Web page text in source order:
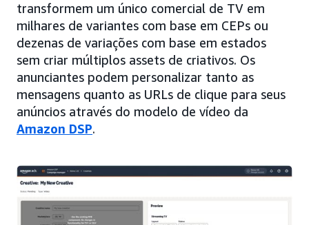
transformem um único comercial de TV em
milhares de variantes com base em CEPs ou
dezenas de variações com base em estados
sem criar múltiplos assets de criativos. Os
anunciantes podem personalizar tanto as
mensagens quanto as URLs de clique para seus
anúncios através do modelo de vídeo da
Amazon DSP.